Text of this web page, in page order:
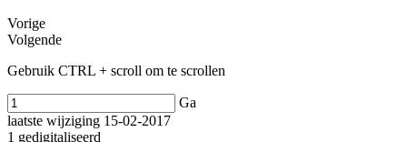
Vorige
Volgende
Gebruik CTRL + scroll om te scrollen
Ga
laatste wijziging 15-02-2017
1 gedigitaliseerd